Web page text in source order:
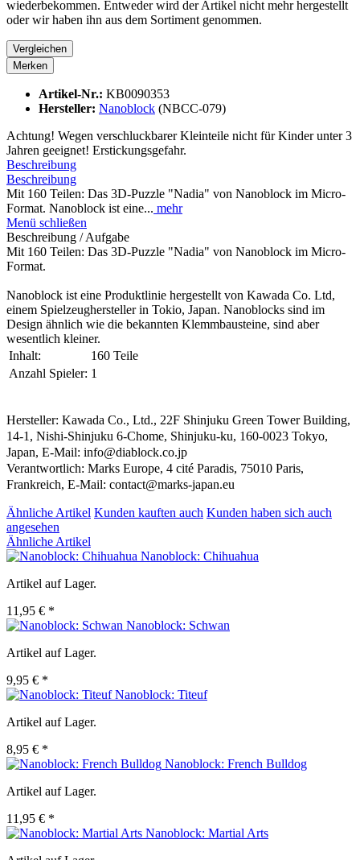
wiederbekommen. Entweder wird der Artikel nicht mehr hergestellt
oder wir haben ihn aus dem Sortiment genommen.
Vergleichen
Merken
Artikel-Nr.: KB0090353
Hersteller: Nanoblock (NBCC-079)
Achtung! Wegen verschluckbarer Kleinteile nicht für Kinder unter 3
Jahren geeignet! Erstickungsgefahr.
Beschreibung
Beschreibung
Mit 160 Teilen: Das 3D-Puzzle "Nadia" von Nanoblock im Micro-
Format. Nanoblock ist eine... mehr
Menü schließen
Beschreibung / Aufgabe
Mit 160 Teilen: Das 3D-Puzzle "Nadia" von Nanoblock im Micro-
Format.
Nanoblock ist eine Produktlinie hergestellt von Kawada Co. Ltd,
einem Spielzeughersteller in Tokio, Japan. Nanoblocks sind im
Design ähnlich wie die bekannten Klemmbausteine, sind aber
wesentlich kleiner.
Inhalt:
160 Teile
Anzahl Spieler: 1
Hersteller: Kawada Co., Ltd., 22F Shinjuku Green Tower Building,
14-1, Nishi-Shinjuku 6-Chome, Shinjuku-ku, 160-0023 Tokyo,
Japan, E-Mail: info@diablock.co.jp
Verantwortlich: Marks Europe, 4 cité Paradis, 75010 Paris,
Frankreich, E-Mail: contact@marks-japan.eu
Ähnliche Artikel Kunden kauften auch Kunden haben sich auch
angesehen
Ähnliche Artikel
Nanoblock: Chihuahua
Artikel auf Lager.
11,95 € *
Nanoblock: Schwan
Artikel auf Lager.
9,95 € *
Nanoblock: Titeuf
Artikel auf Lager.
8,95 € *
Nanoblock: French Bulldog
Artikel auf Lager.
11,95 € *
Nanoblock: Martial Arts